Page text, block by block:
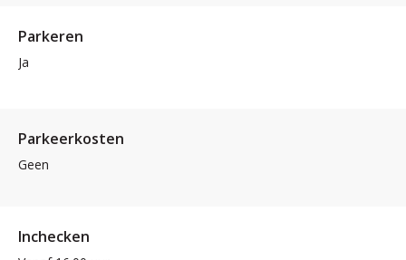
Parkeren
Ja
Parkeerkosten
Geen
Inchecken